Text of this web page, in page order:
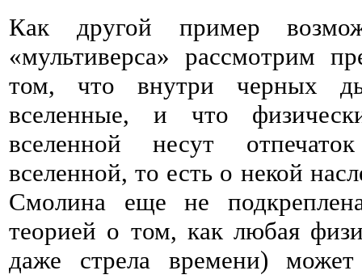
Как другой пример
«мультиверса» рассмотрим
том, что внутри черных
вселенные, и что
вселенной несут
вселенной, то есть о некой
Смолина еще не
теорией о том, как любая
даже стрела времени) может